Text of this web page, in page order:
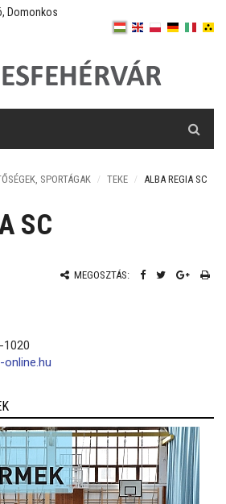
Domonkos
SPORTÁGAK TEKE ALBA REGIA SC
SC
MEGOSZTÁS:
1020